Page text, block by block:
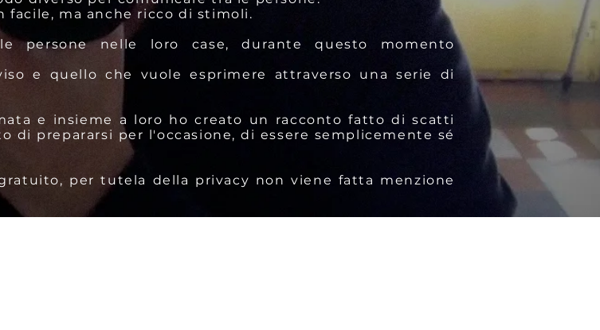
facile, ma anche ricco di stimoli.
persone nelle loro case, durante questo momento
e quello che vuole esprimere attraverso una serie di
e insieme a loro ho creato un racconto fatto di scatti
di prepararsi per l'occasione, di essere semplicemente sé
per tutela della privacy non viene fatta menzione